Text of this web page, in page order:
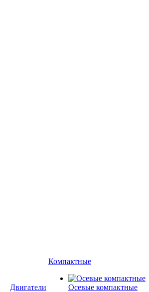
Двигатели
Компактные
Осевые компактные